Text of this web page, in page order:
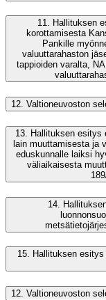
11. Hallituksen
korottamisesta
Pankille
valuuttarahaston
tappioiden varalta,
12. Valtioneuvoston
13.
Hallituksen esitys
lain muuttamisesta ja
eduskunnalle laiksi
väliaikaisesta
14.
15. Hallituksen
12. Valtioneuvoston